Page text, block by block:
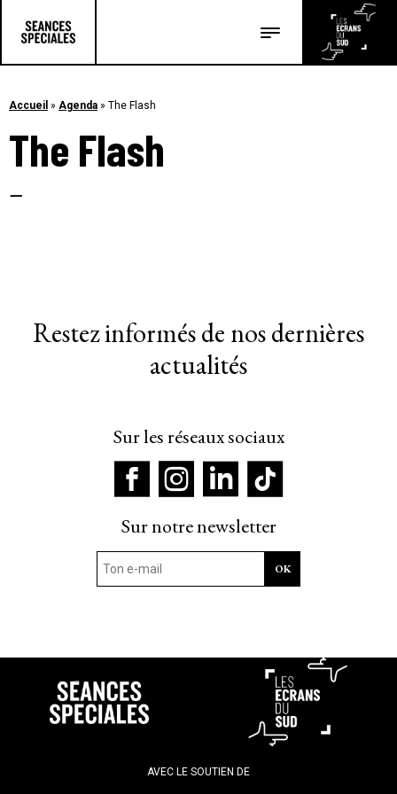
Les articles
Accueil » Agenda » The Flash
The Flash
–
Restez informés de nos dernières
actualités
Sur les réseaux sociaux
Sur notre newsletter
AVEC LE SOUTIEN DE